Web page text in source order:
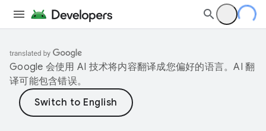
Google 会使用 AI 技术将内容翻译成您偏好的语言。AI 翻
译可能包含错误。